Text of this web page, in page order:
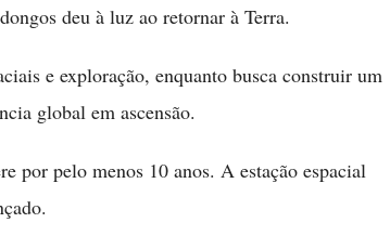
deu à luz ao retornar à Terra.
e exploração, enquanto busca construir um
global em ascensão.
por pelo menos 10 anos. A estação espacial